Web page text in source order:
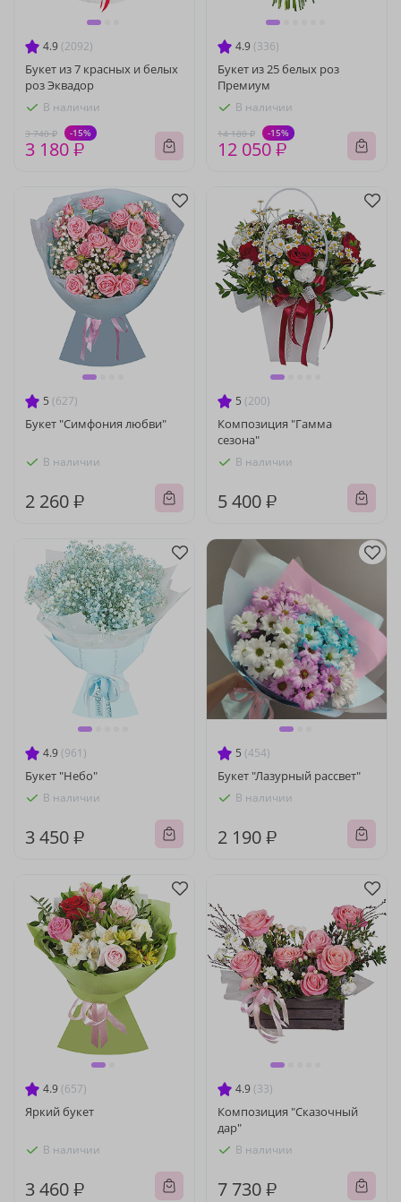
4.9 (2092)
Букет из 7 красных и белых
роз Эквадор
В наличии
3 740 ₽ -15%
3 180 ₽
4.9 (336)
Букет из 25 белых роз
Премиум
В наличии
14 180 ₽ -15%
12 050 ₽
5 (627)
Букет "Симфония любви"
В наличии
2 260 ₽
5 (200)
Композиция "Гамма
сезона"
В наличии
5 400 ₽
4.9 (961)
Букет "Небо"
В наличии
3 450 ₽
5 (454)
Букет "Лазурный рассвет"
В наличии
2 190 ₽
4.9 (657)
Яркий букет
В наличии
3 460 ₽
4.9 (33)
Композиция "Сказочный
дар"
В наличии
7 730 ₽